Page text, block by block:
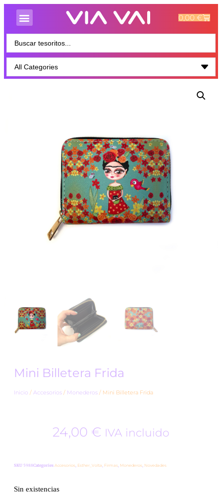
0,00€
Mini Billetera Frida
Inicio / Accesorios / Monederos / Mini Billetera Frida
24,00 € IVA incluido
SKU 5988Categories Accesorios, Esther_Volta, Firmas, Monederos, Novedades
Sin existencias